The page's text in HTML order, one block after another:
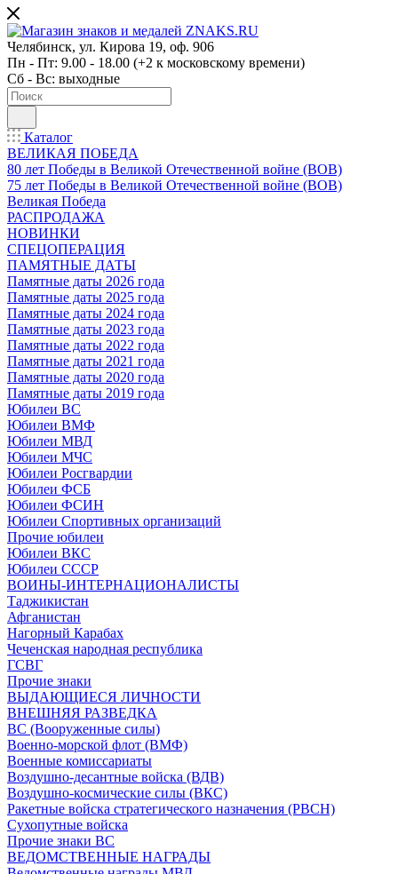
Челябинск, ул. Кирова 19, оф. 906
Пн - Пт: 9.00 - 18.00 (+2 к московскому времени)
Сб - Вс: выходные
Каталог
ВЕЛИКАЯ ПОБЕДА
80 лет Победы в Великой Отечественной войне (ВОВ)
75 лет Победы в Великой Отечественной войне (ВОВ)
Великая Победа
РАСПРОДАЖА
НОВИНКИ
СПЕЦОПЕРАЦИЯ
ПАМЯТНЫЕ ДАТЫ
Памятные даты 2026 года
Памятные даты 2025 года
Памятные даты 2024 года
Памятные даты 2023 года
Памятные даты 2022 года
Памятные даты 2021 года
Памятные даты 2020 года
Памятные даты 2019 года
Юбилеи ВС
Юбилеи ВМФ
Юбилеи МВД
Юбилеи МЧС
Юбилеи Росгвардии
Юбилеи ФСБ
Юбилеи ФСИН
Юбилеи Спортивных организаций
Прочие юбилеи
Юбилеи ВКС
Юбилеи СССР
ВОИНЫ-ИНТЕРНАЦИОНАЛИСТЫ
Таджикистан
Афганистан
Нагорный Карабах
Чеченская народная республика
ГСВГ
Прочие знаки
ВЫДАЮЩИЕСЯ ЛИЧНОСТИ
ВНЕШНЯЯ РАЗВЕДКА
ВС (Вооруженные силы)
Военно-морской флот (ВМФ)
Военные комиссариаты
Воздушно-десантные войска (ВДВ)
Воздушно-космические силы (ВКС)
Ракетные войска стратегического назначения (РВСН)
Сухопутные войска
Прочие знаки ВС
ВЕДОМСТВЕННЫЕ НАГРАДЫ